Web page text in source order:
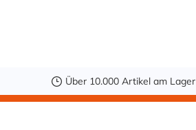
Über 10.000 Artikel am Lager